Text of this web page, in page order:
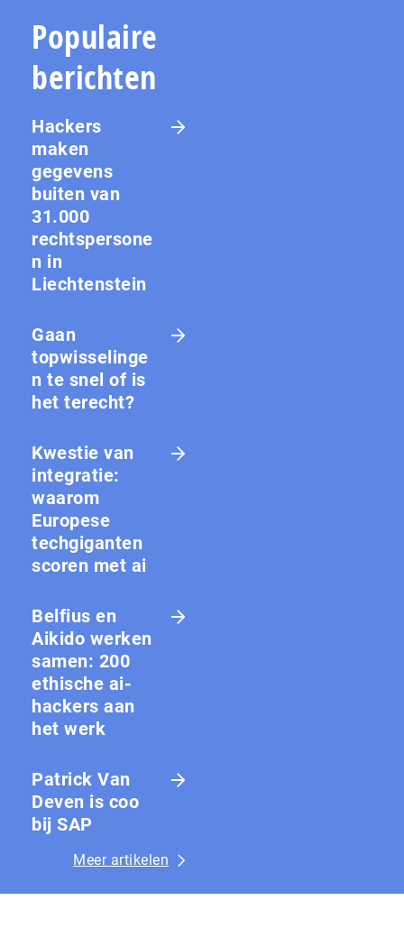
Populaire
berichten
Hackers
maken
gegevens
buiten van
31.000
rechtspersone
n in
Liechtenstein
Gaan
topwisselinge
n te snel of is
het terecht?
Kwestie van
integratie:
waarom
Europese
techgiganten
scoren met ai
Belfius en
Aikido werken
samen: 200
ethische ai-
hackers aan
het werk
Patrick Van
Deven is coo
bij SAP
Meer artikelen